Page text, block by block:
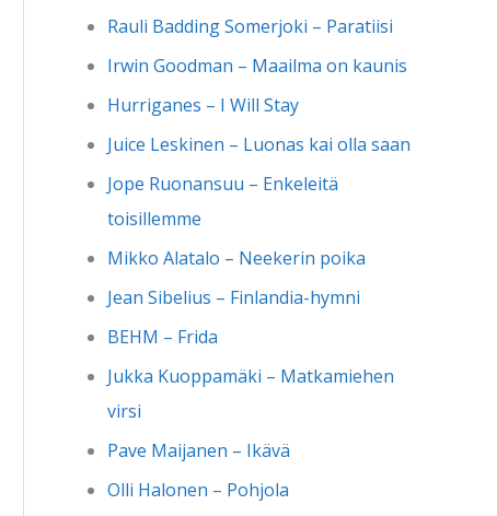
Rauli Badding Somerjoki – Paratiisi
Irwin Goodman – Maailma on kaunis
Hurriganes – I Will Stay
Juice Leskinen – Luonas kai olla saan
Jope Ruonansuu – Enkeleitä
toisillemme
Mikko Alatalo – Neekerin poika
Jean Sibelius – Finlandia-hymni
BEHM – Frida
Jukka Kuoppamäki – Matkamiehen
virsi
Pave Maijanen – Ikävä
Olli Halonen – Pohjola